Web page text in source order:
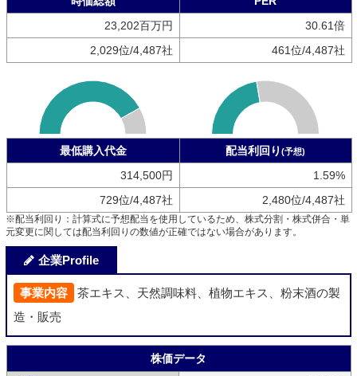
23,202百万円
30.61倍
2,029位/4,487社
461位/4,487社
最低購入代金 配当利回り (予想)
314,500円
1.59%
729位/4,487社
2,480位/4,487社
※配当利回り：計算式に予想配当を使用しているため、株式分割・株式併合・単
元変更に関しては配当利回りの数値が正確ではない場合があります。
企業Profile
事業内容
茶エキス、天然調味料、植物エキス、粉末酒の製
造・販売
株価データ